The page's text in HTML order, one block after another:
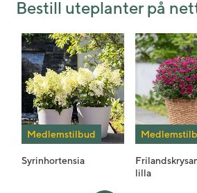
Bestill uteplanter på
Medlemstilbud
Syrinhortensia
lilla